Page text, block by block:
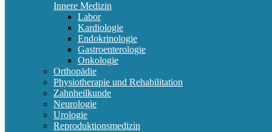
Innere Medizin
Labor
Kardiologie
Endokrinologie
Gastroenterologie
Onkologie
Orthopädie
Physiotherapie und Rehabilitation
Zahnheilkunde
Neurologie
Urologie
Reproduktionsmedizin